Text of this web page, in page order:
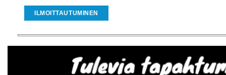
ILMOITTAUTUMINEN